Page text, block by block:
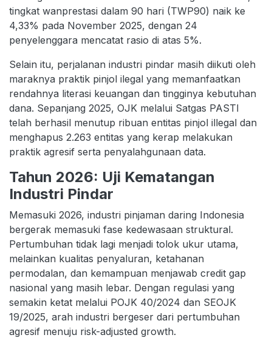
tingkat wanprestasi dalam 90 hari (TWP90) naik ke
4,33% pada November 2025, dengan 24
penyelenggara mencatat rasio di atas 5%.
Selain itu, perjalanan industri pindar masih diikuti oleh
maraknya praktik pinjol ilegal yang memanfaatkan
rendahnya literasi keuangan dan tingginya kebutuhan
dana. Sepanjang 2025, OJK melalui Satgas PASTI
telah berhasil menutup ribuan entitas pinjol illegal dan
menghapus 2.263 entitas yang kerap melakukan
praktik agresif serta penyalahgunaan data.
Tahun 2026: Uji Kematangan
Industri Pindar
Memasuki 2026, industri pinjaman daring Indonesia
bergerak memasuki fase kedewasaan struktural.
Pertumbuhan tidak lagi menjadi tolok ukur utama,
melainkan kualitas penyaluran, ketahanan
permodalan, dan kemampuan menjawab credit gap
nasional yang masih lebar. Dengan regulasi yang
semakin ketat melalui POJK 40/2024 dan SEOJK
19/2025, arah industri bergeser dari pertumbuhan
agresif menuju risk-adjusted growth.